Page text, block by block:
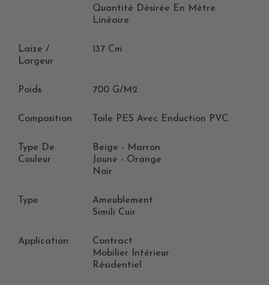
Quantité Désirée En Mètre
Linéaire
Laize /
Largeur
137 Cm
Poids 700 G/m2
Composition Toile PES Avec Enduction PVC
Type De
Couleur
Beige - Marron
Jaune - Orange
Noir
Type
Ameublement
Simili Cuir
Application
Contract
Mobilier Intérieur
Résidentiel